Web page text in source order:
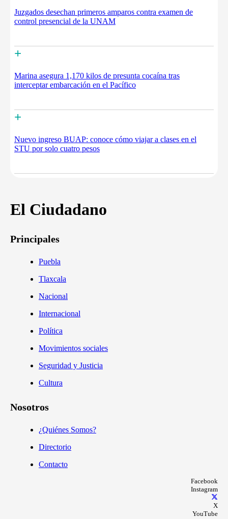
Juzgados desechan primeros amparos contra examen de
control presencial de la UNAM
+
Marina asegura 1,170 kilos de presunta cocaína tras
interceptar embarcación en el Pacífico
+
Nuevo ingreso BUAP: conoce cómo viajar a clases en el
STU por solo cuatro pesos
El Ciudadano
Principales
Puebla
Tlaxcala
Nacional
Internacional
Política
Movimientos sociales
Seguridad y Justicia
Cultura
Nosotros
¿Quiénes Somos?
Directorio
Contacto
Facebook
Instagram
X
YouTube